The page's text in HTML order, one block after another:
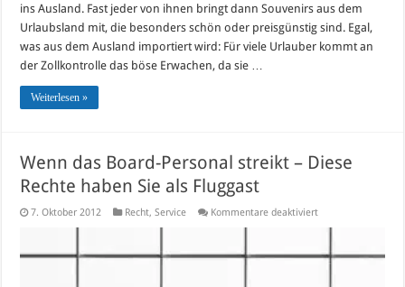
ins Ausland. Fast jeder von ihnen bringt dann Souvenirs aus dem
Urlaubsland mit, die besonders schön oder preisgünstig sind. Egal,
was aus dem Ausland importiert wird: Für viele Urlauber kommt an
der Zollkontrolle das böse Erwachen, da sie …
Weiterlesen »
Wenn das Board-Personal streikt – Diese
Rechte haben Sie als Fluggast
7. Oktober 2012 Recht,Service Kommentare deaktiviertfür
Personal